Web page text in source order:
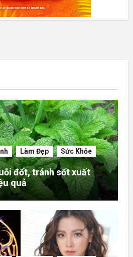
Làm Đẹp Sức Khỏe
đốt, tránh sốt xuất
quả